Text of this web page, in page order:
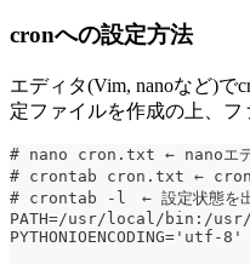
cronへの設定方法
エディタ(Vim, nanoなど)
定ファイルを作成の上、フ
# nano cron.txt ← nanoエディ
# crontab cron.txt ←
# crontab -l　← 設定状態を
PATH=/usr/local/bin:/
PYTHONIOENCODING='utf-8'